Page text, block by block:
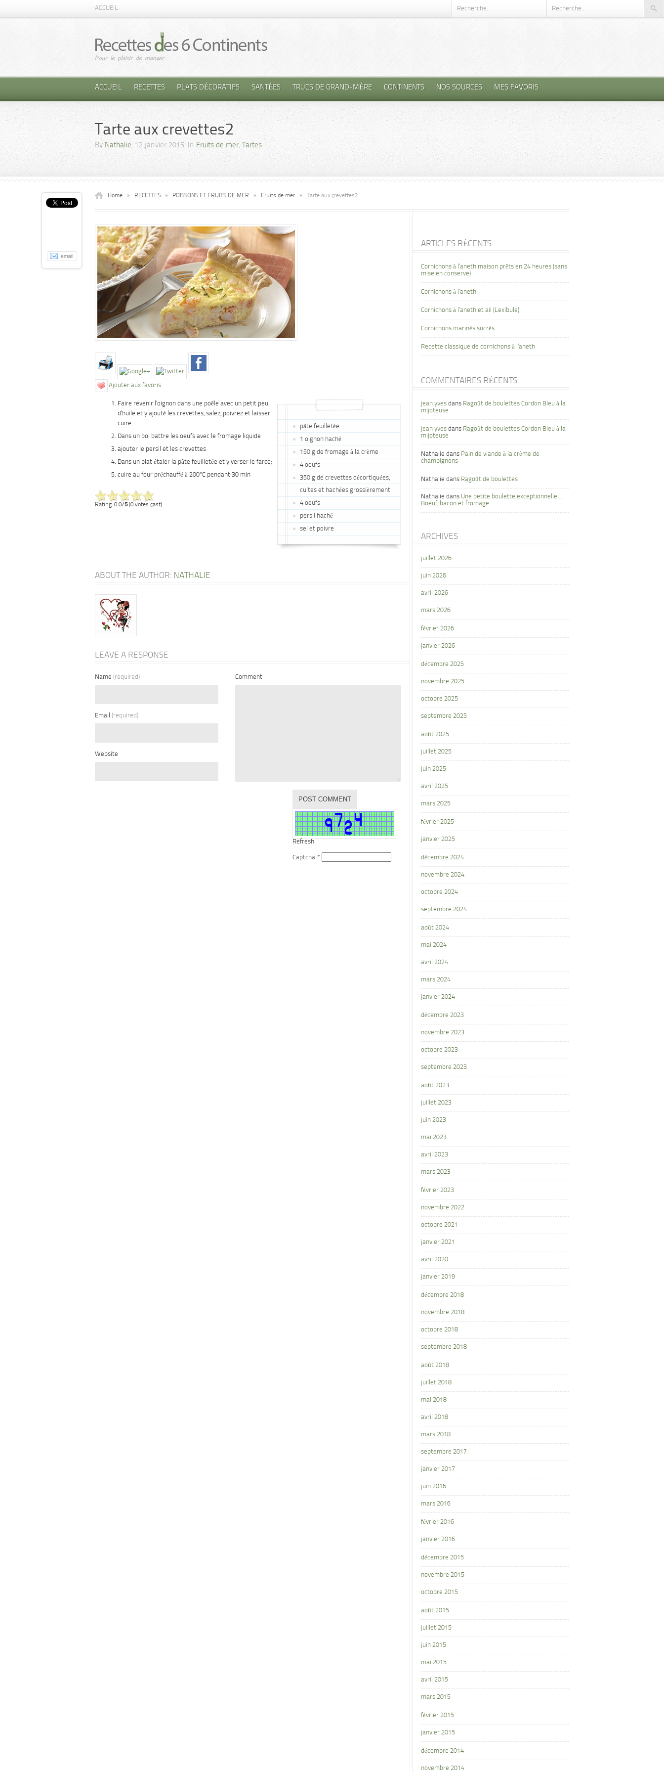
ACCUEIL
ACCUEIL RECETTES PLATS DÉCORATIFS SANTÉES TRUCS DE GRAND-MÈRE CONTINENTS NOS SOURCES MES FAVORIS
Tarte aux crevettes2
By Nathalie, 12 janvier 2015, In Fruits de mer,Tartes
Home » RECETTES » POISSONS ET FRUITS DE MER » Fruits de mer » Tarte aux crevettes2
Ajouter aux favoris
pâte feuilletée
1 oignon haché
150 g de fromage à la crème
4 oeufs
350 g de crevettes décortiquées,
cuites et hachées grossièrement
4 oeufs
persil haché
sel et poivre
Faire revenir l’oignon dans une poêle avec un petit peu
d’huile et y ajouté les crevettes, salez, poivrez et laisser
cuire.
Dans un bol battre les oeufs avec le fromage liquide
ajouter le persil et les crevettes
Dans un plat étaler la pâte feuilletée et y verser le farce;
cuire au four préchauffé à 200°C pendant 30 min
Rating: 0.0/5(0 votes cast)
ABOUT THE AUTHOR: NATHALIE
LEAVE A RESPONSE
Name (required)
Email (required)
Website
Comment
Refresh
Captcha *
ARTICLES RÉCENTS
Cornichons à l’aneth maison prêts en 24 heures (sans
mise en conserve)
Cornichons à l’aneth
Cornichons à l’aneth et ail (Lexibule)
Cornichons marinés sucrés
Recette classique de cornichons à l’aneth
COMMENTAIRES RÉCENTS
jean yves dans Ragoût de boulettes Cordon Bleu à la
mijoteuse
jean yves dans Ragoût de boulettes Cordon Bleu à la
mijoteuse
Nathalie dans Pain de viande à la crème de
champignons
Nathalie dans Ragoût de boulettes
Nathalie dans Une petite boulette exceptionnelle…
Boeuf, bacon et fromage
ARCHIVES
juillet 2026
juin 2026
avril 2026
mars 2026
février 2026
janvier 2026
décembre 2025
novembre 2025
octobre 2025
septembre 2025
août 2025
juillet 2025
juin 2025
avril 2025
mars 2025
février 2025
janvier 2025
décembre 2024
novembre 2024
octobre 2024
septembre 2024
août 2024
mai 2024
avril 2024
mars 2024
janvier 2024
décembre 2023
novembre 2023
octobre 2023
septembre 2023
août 2023
juillet 2023
juin 2023
mai 2023
avril 2023
mars 2023
février 2023
novembre 2022
octobre 2021
janvier 2021
avril 2020
janvier 2019
décembre 2018
novembre 2018
octobre 2018
septembre 2018
août 2018
juillet 2018
mai 2018
avril 2018
mars 2018
septembre 2017
janvier 2017
juin 2016
mars 2016
février 2016
janvier 2016
décembre 2015
novembre 2015
octobre 2015
août 2015
juillet 2015
juin 2015
mai 2015
avril 2015
mars 2015
février 2015
janvier 2015
décembre 2014
novembre 2014